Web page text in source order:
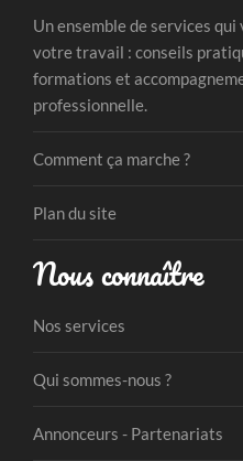
Un ensemble de services
votre travail : conseils
formations et
professionnelle.
Comment ça marche ?
Plan du site
Nous connaître
Nos services
Qui sommes-nous ?
Annonceurs - Partenariats